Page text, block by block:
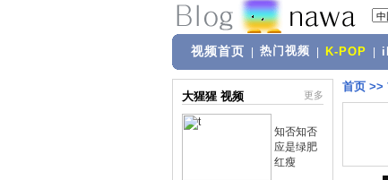
视频首页 热门视频 K-POP
大猩猩 视频 更多
知否知否
应是绿肥
红瘦
首页 >>